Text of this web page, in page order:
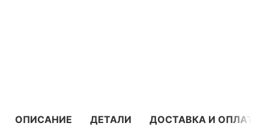
ОПИСАНИЕ ДЕТАЛИ
ДОСТАВКА И ОПЛАТА